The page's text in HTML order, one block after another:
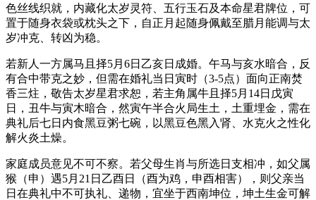
色丝线织就，内藏化太岁灵符、五行玉石及本命星君牌位，可
置于随身衣袋或枕头之下，自正月起随身佩戴至腊月能调与太
岁冲克、转凶为稳。
若新人一方属马且择5月6日乙亥日成婚。午马与亥水暗合，反
有合中带克之妙，但需在婚礼当日寅时（3-5点）面向正南焚
香三炷，敬告太岁星君求恕，若主角属牛且择5月14日戊寅
日，丑牛与寅木暗合，然寅午半合火局生土，土重埋金，需在
典礼后七日内食黑豆粥七碗，以黑豆色黑入肾、水克火之性化
解火炎土燥。
家庭成员意见不可不察。若父母生肖与所选日支相冲，如父属
猴（申）遇5月21日乙酉日（酉为鸡，申酉相害），则父亲当
日在典礼中不可执礼、递物，宜坐于西南坤位，坤土生金可解